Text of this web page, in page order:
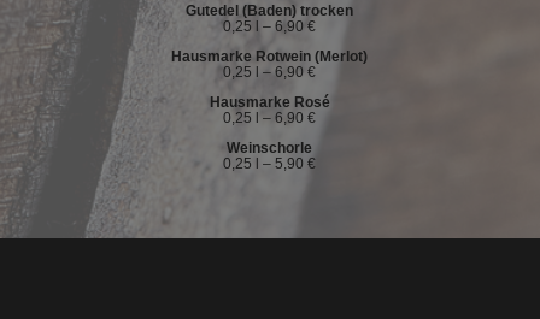
Gutedel (Baden) trocken
0,25 l – 6,90 €
Hausmarke Rotwein (Merlot)
0,25 l – 6,90 €
Hausmarke Rosé
0,25 l – 6,90 €
Weinschorle
0,25 l – 5,90 €